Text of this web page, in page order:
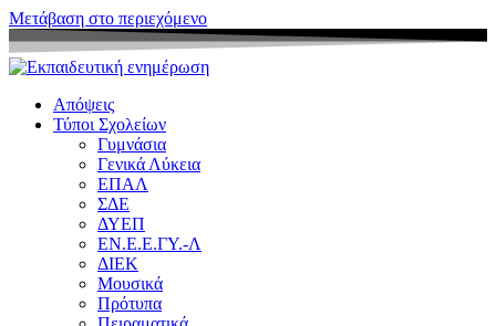
Μετάβαση στο περιεχόμενο
Απόψεις
Τύποι Σχολείων
Γυμνάσια
Γενικά Λύκεια
ΕΠΑΛ
ΣΔΕ
ΔΥΕΠ
ΕΝ.Ε.Ε.ΓΥ.-Λ
ΔΙΕΚ
Μουσικά
Πρότυπα